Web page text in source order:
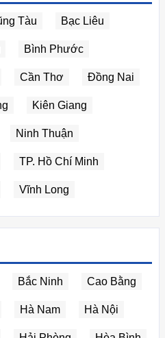
Tàu Bạc Liêu
Bình Phước
Cần Thơ Đồng Nai
Kiên Giang
Ninh Thuận
TP. Hồ Chí Minh
Vĩnh Long
Bắc Ninh Cao Bằng
Hà Nam Hà Nội